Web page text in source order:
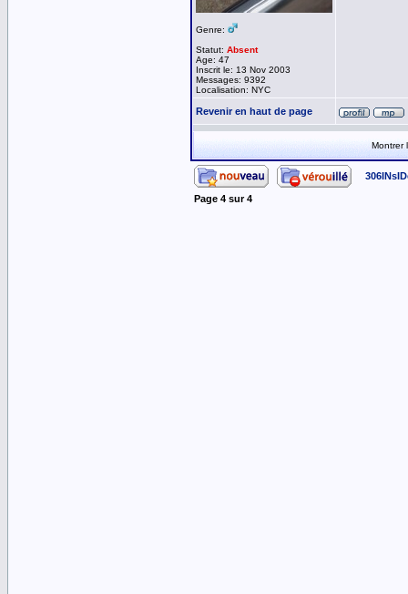
Genre:
Statut: Absent
Age: 47
Inscrit le: 13 Nov 2003
Messages: 9392
Localisation: NYC
Revenir en haut de page
Montrer
Page 4 sur4